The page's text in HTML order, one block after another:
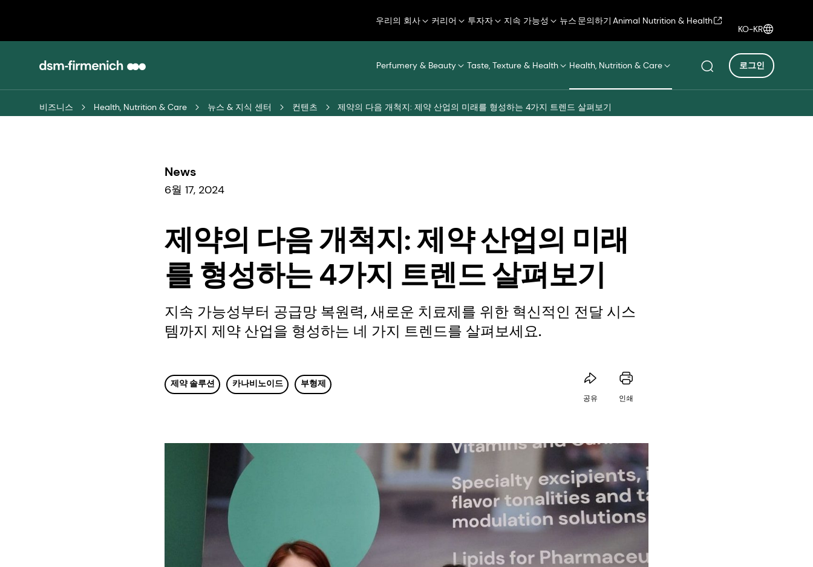
우리의 회사 커리어 투자자 지속 가능성 뉴스 문의하기 Animal Nutrition & Health
KO-KR
Perfumery & Beauty Taste, Texture & Health Health, Nutrition & Care 로그인
비즈니스 Health, Nutrition & Care 뉴스 & 지식 센터 컨텐츠 제약의 다음 개척지: 제약 산업의 미래를 형성하는 4가지 트렌드 살펴보기
News
6월 17, 2024
제약의 다음 개척지: 제약 산업의 미래
를 형성하는 4가지 트렌드 살펴보기
지속 가능성부터 공급망 복원력, 새로운 치료제를 위한 혁신적인 전달 시스
템까지 제약 산업을 형성하는 네 가지 트렌드를 살펴보세요.
제약 솔루션 카나비노이드 부형제
공유 인쇄